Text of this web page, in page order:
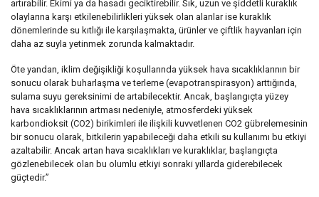
artırabilir. Ekimi ya da hasadı geciktirebilir. Sık, uzun ve şiddetli kuraklık
olaylarına karşı etkilenebilirlikleri yüksek olan alanlar ise kuraklık
dönemlerinde su kıtlığı ile karşılaşmakta, ürünler ve çiftlik hayvanları için
daha az suyla yetinmek zorunda kalmaktadır.
Öte yandan, iklim değişikliği koşullarında yüksek hava sıcaklıklarının bir
sonucu olarak buharlaşma ve terleme (evapotranspirasyon) arttığında,
sulama suyu gereksinimi de artabilecektir. Ancak, başlangıçta yüzey
hava sıcaklıklarının artması nedeniyle, atmosferdeki yüksek
karbondioksit (CO2) birikimleri ile ilişkili kuvvetlenen CO2 gübrelemesinin
bir sonucu olarak, bitkilerin yapabileceği daha etkili su kullanımı bu etkiyi
azaltabilir. Ancak artan hava sıcaklıkları ve kuraklıklar, başlangıçta
gözlenebilecek olan bu olumlu etkiyi sonraki yıllarda giderebilecek
güçtedir.”